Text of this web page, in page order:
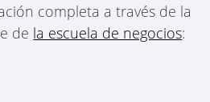
completa a través de la
de la escuela de negocios: